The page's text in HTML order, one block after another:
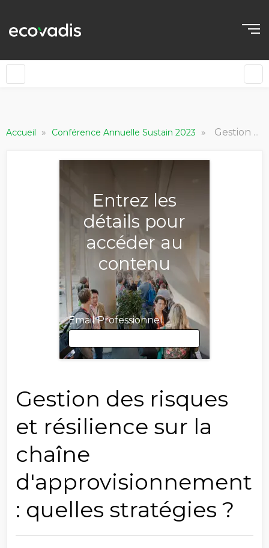
Accueil » Conférence Annuelle Sustain 2023 » Gestion des risques et résilience sur la chaîne d'approvisionnement : quelles stratégies ?
Entrez les
détails pour
accéder au
contenu
Email Professionnel
Prénom
Nom
Société
Gestion des risques
et résilience sur la
chaîne
d'approvisionnement
: quelles stratégies ?